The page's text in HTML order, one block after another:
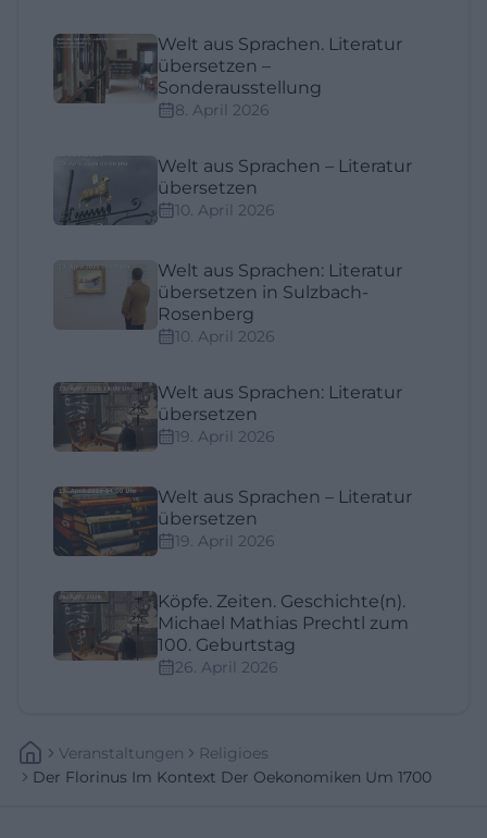
Welt aus Sprachen. Literatur
übersetzen –
Sonderausstellung
8. April 2026
Welt aus Sprachen – Literatur
übersetzen
10. April 2026
Welt aus Sprachen: Literatur
übersetzen in Sulzbach-
Rosenberg
10. April 2026
Welt aus Sprachen: Literatur
übersetzen
19. April 2026
Welt aus Sprachen – Literatur
übersetzen
19. April 2026
Köpfe. Zeiten. Geschichte(n).
Michael Mathias Prechtl zum
100. Geburtstag
26. April 2026
Veranstaltungen
Religioes
Der Florinus Im Kontext Der Oekonomiken Um 1700